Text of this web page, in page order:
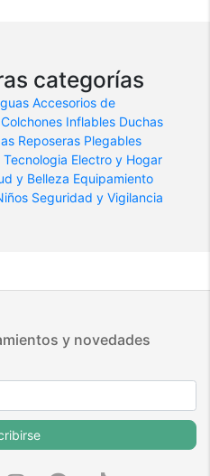
categorías
Accesorios de
Colchones Inflables Duchas
Reposeras Plegables
Tecnologia Electro y Hogar
y Belleza Equipamiento
Seguridad y Vigilancia
y novedades